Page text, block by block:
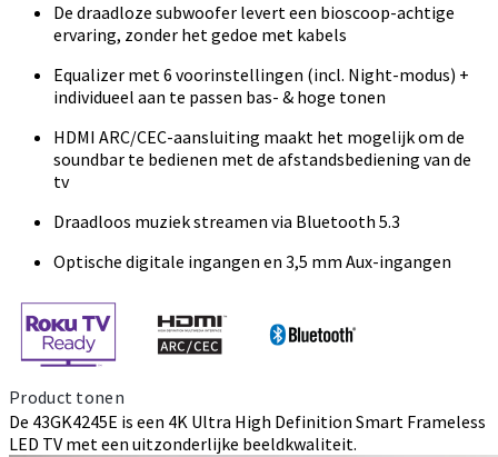
De draadloze subwoofer levert een bioscoop-achtige
ervaring, zonder het gedoe met kabels
Equalizer met 6 voorinstellingen (incl. Night-modus) +
individueel aan te passen bas- & hoge tonen
HDMI ARC/CEC-aansluiting maakt het mogelijk om de
soundbar te bedienen met de afstandsbediening van de
tv
Draadloos muziek streamen via Bluetooth 5.3
Optische digitale ingangen en 3,5 mm Aux-ingangen
Product tonen
De 43GK4245E is een 4K Ultra High Definition Smart Frameless
LED TV met een uitzonderlijke beeldkwaliteit.